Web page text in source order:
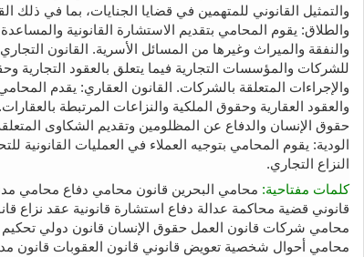
والتمثيل القانوني للمتهمين في قضايا الجنايات، بما في ذلك
والطلاق: يقوم المحامي بتقديم الاستشارة القانونية
والنفقة والميراث وغيرها من المسائل الأسرية. القانون
للشركات والمؤسسات التجارية فيما يتعلق بالعقود التجارية
والإجراءات المتعلقة بالشركات. القانون العقاري: يقدم
والعقود العقارية وحقوق الملكية والنزاعات المرتبطة
حقوق الإنسان والدفاع عن المظلومين وتقديم الشكاوى
الودية: يقوم المحامي بتوجيه العملاء في العمليات القانونية
النزاع التجاري.
كلمات مفتاحية: محامي البحرين قانون محامي دفاع محامي
قانوني قضية محاكمة عدالة دفاع استشارة قانونية عقد نزاع
محامي شركات قانون العمل حقوق الإنسان قانون دولي
محامي أحوال شخصية تعويض قانوني قانون العقوبات قانون